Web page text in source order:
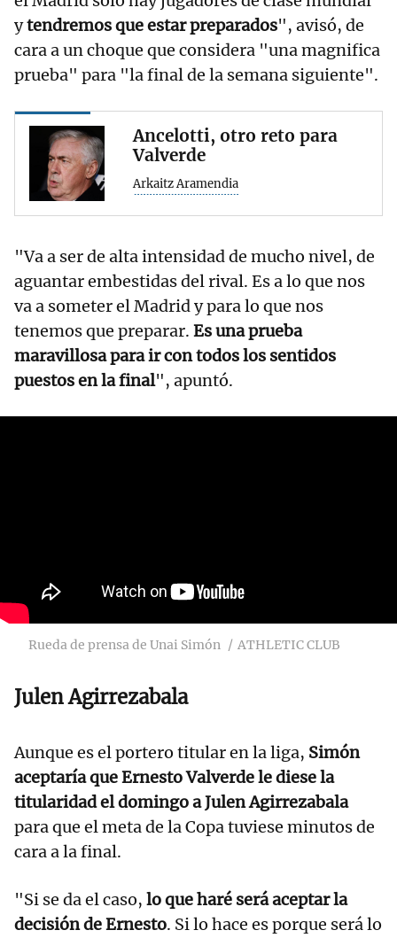
ytendremos que estar preparados", avisó, de
cara a un choque que considera "una magnifica
prueba" para "la final de la semana siguiente".
Ancelotti, otro reto para
Valverde
Arkaitz Aramendia
"Va a ser de alta intensidad de mucho nivel, de
aguantar embestidas del rival. Es a lo que nos
va a someter el Madrid y para lo que nos
tenemos que preparar. Es una prueba
maravillosa para ir con todos los sentidos
puestos en la final", apuntó.
Rueda de prensa de Unai Simón ATHLETIC CLUB
Julen Agirrezabala
Aunque es el portero titular en la liga, Simón
aceptaría que Ernesto Valverde le diese la
titularidad el domingo a Julen Agirrezabala
para que el meta de la Copa tuviese minutos de
cara a la final.
"Si se da el caso, lo que haré será aceptar la
decisión de Ernesto. Si lo hace es porque será lo